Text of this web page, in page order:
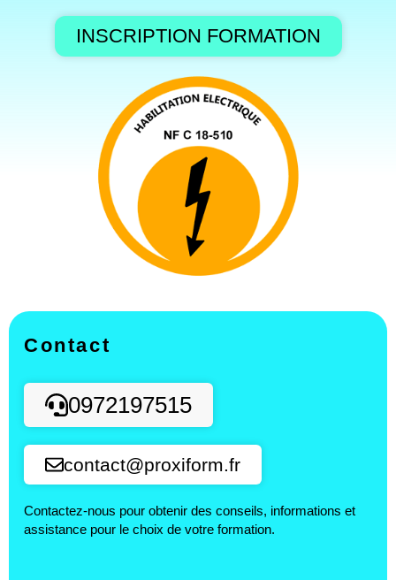
INSCRIPTION FORMATION
Contact
0972197515
contact@proxiform.fr
Contactez-nous pour obtenir des conseils, informations et
assistance pour le choix de votre formation.